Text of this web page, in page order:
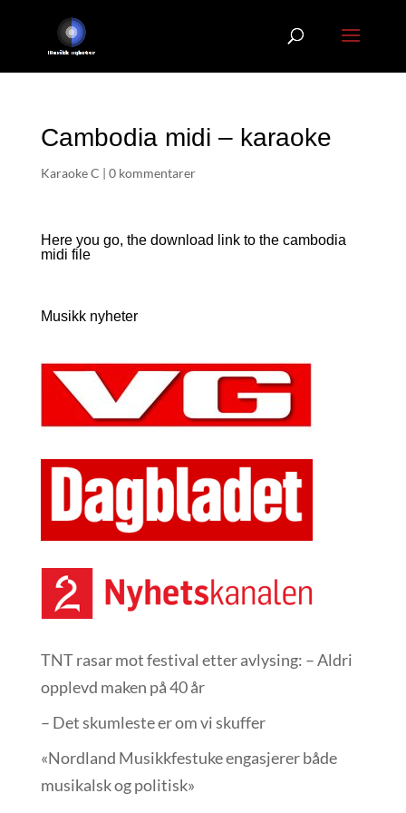
Cambodia midi – karaoke
Karaoke C | 0 kommentarer
Here you go, the download link to the cambodia
midi file
Musikk nyheter
TNT rasar mot festival etter avlysing: – Aldri
opplevd maken på 40 år
– Det skumleste er om vi skuffer
«Nordland Musikkfest­uke engasjerer både
musikalsk og politisk»